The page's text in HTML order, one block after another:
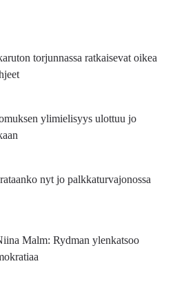
torjunnassa ratkaisevat oikea
ylimielisyys ulottuu jo
nyt jo palkkaturvajonossa
Malm: Rydman ylenkatsoo